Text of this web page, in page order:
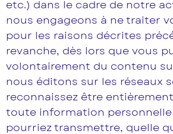
etc.) dans le cadre de notre
nous engageons à ne traiter
pour les raisons décrites
revanche, dès lors que vous
volontairement du contenu
nous éditons sur les réseaux
reconnaissez être
toute information
pourriez transmettre, quelle